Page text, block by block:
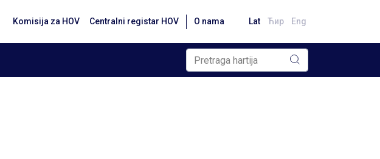
Komisija za HOV Centralni registar HOV O nama Lat Ћир Eng